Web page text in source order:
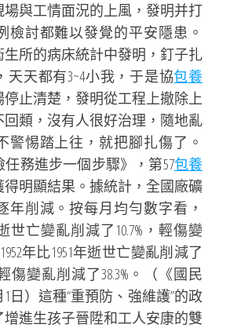
與工情面況的上風，發明并打
檢討都難以發覺的平安隱患。
所的病床統計中發明，釘子扎
天天都有3~4小我，于是協包養
止清楚，發明從工程上撤除上
類，沒有人很好治理，隨地亂
警惕踏上往，就把腳扎傷了。
任務進步一個步驟》，第57包養
明顯結果。據統計，全國廠礦
年削減。按每月均勻數字看，
逝世亡變亂削減了10.7%，輕傷變
年比1951年逝世亡變亂削減了
傷變亂削減了38.3%。（《國民
1日）這種“重預防、強維護”的政
進生孩子晉陞和工人安康的雙